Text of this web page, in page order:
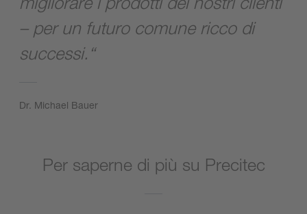
– per un futuro comune ricco di
successi.“
Dr. Michael Bauer
Per saperne di più su Precitec